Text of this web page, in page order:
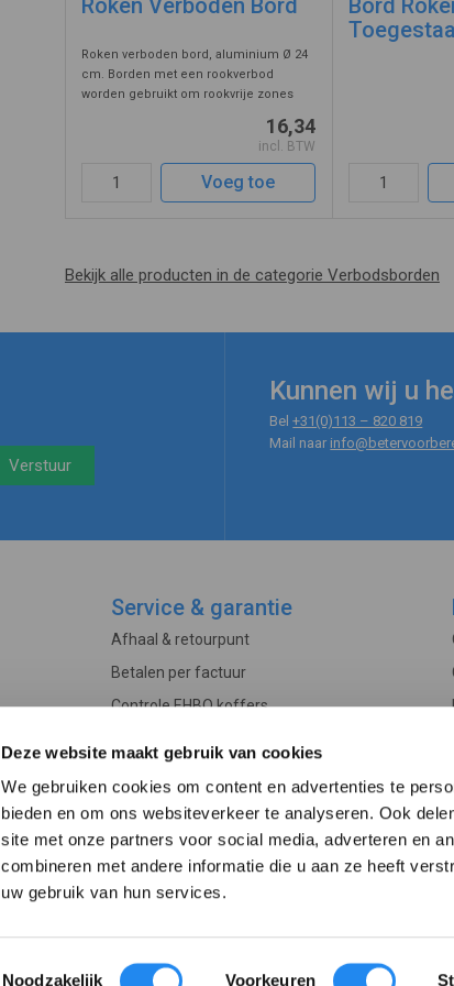
Deze website maakt gebruik van cookies
We gebruiken cookies om content en advertenties te
bieden en om ons websiteverkeer te analyseren. Ook
site met onze partners voor social media, adverteren en
combineren met andere informatie die u aan ze heeft
uw gebruik van hun services.
Toestemmingsselectie
Noodzakelijk Voorkeuren
Roken Verboden Bord
Roken verboden bord, aluminium Ø 24
cm. Borden met een rookverbod
worden gebruikt om rookvrije zones
een witte achtergrond, rode rand en
zwarte tekst "Roken Verboden".
Rookverbo ...
16,34
incl. BTW
Voeg toe
Bord
Bekijk alle producten in de categorie Verbodsborden
Kunnen wij u
Bel+31(0)113 – 820 819
Mail naar
Service & garantie
Afhaal & retourpunt
Betalen per factuur
Controle EHBO koffers
Klachtenprocedure
© 2013 - 2026